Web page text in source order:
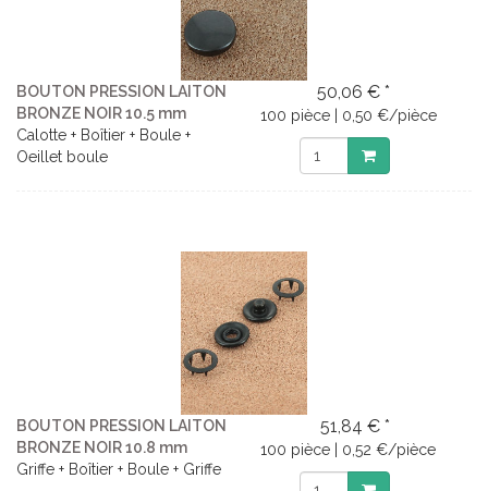
BOUTON PRESSION LAITON
BRONZE NOIR 10.5 mm
Calotte + Boîtier + Boule +
Oeillet boule
50,06 € *
100 pièce | 0,50 €/pièce
BOUTON PRESSION LAITON
BRONZE NOIR 10.8 mm
Griffe + Boîtier + Boule + Griffe
51,84 € *
100 pièce | 0,52 €/pièce